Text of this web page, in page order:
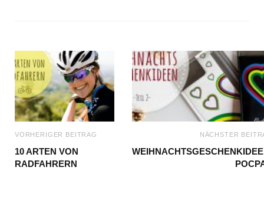
VORHERIGER BEITRAG
10 ARTEN VON
RADFAHRERN
NÄCHSTER